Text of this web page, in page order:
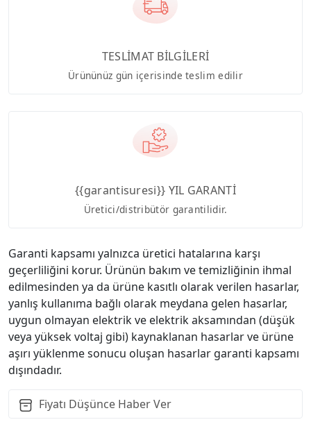
TESLİMAT BİLGİLERİ
Ürününüz gün içerisinde teslim edilir
{{garantisuresi}} YIL GARANTİ
Üretici/distribütör garantilidir.
Garanti kapsamı yalnızca üretici hatalarına karşı
geçerliliğini korur. Ürünün bakım ve temizliğinin ihmal
edilmesinden ya da ürüne kasıtlı olarak verilen hasarlar,
yanlış kullanıma bağlı olarak meydana gelen hasarlar,
uygun olmayan elektrik ve elektrik aksamından (düşük
veya yüksek voltaj gibi) kaynaklanan hasarlar ve ürüne
aşırı yüklenme sonucu oluşan hasarlar garanti kapsamı
dışındadır.
Fiyatı Düşünce Haber Ver